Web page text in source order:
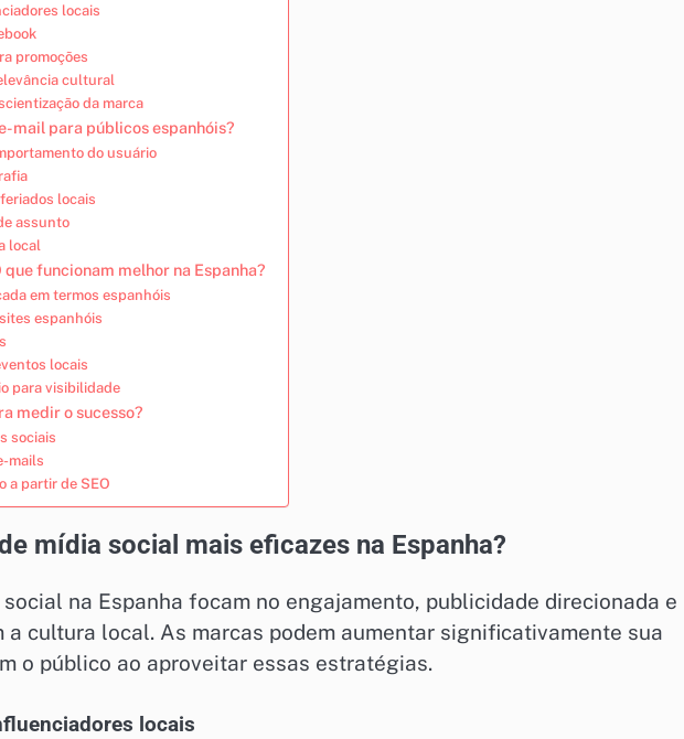
locais
promoções
cultural
da marca
mail para públicos espanhóis?
do usuário
locais
assunto
local
funcionam melhor na Espanha?
em termos espanhóis
espanhóis
locais
para visibilidade
medir o sucesso?
sociais
mails
a partir de SEO
mídia social mais eficazes na Espanha?
na Espanha focam no engajamento, publicidade direcionada e
a cultura local. As marcas podem aumentar significativamente sua
o público ao aproveitar essas estratégias.
locais